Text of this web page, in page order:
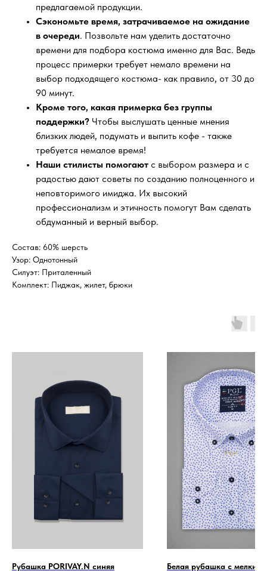
предлагаемой продукции.
Сэкономьте время, затрачиваемое на ожидание
в очереди. Позвольте нам уделить достаточно
времени для подбора костюма именно для Вас. Ведь
процесс примерки требует немало времени на
выбор подходящего костюма- как правило, от 30 до
90 минут.
Кроме того, какая примерка без группы
поддержки? Чтобы выслушать ценные мнения
близких людей, подумать и выпить кофе - также
требуется немалое время!
Наши стилисты помогают с выбором размера и с
радостью дают советы по созданию полноценного и
неповторимого имиджа. Их высокий
профессионализм и этичность помогут Вам сделать
обдуманный и верный выбор.
Состав: 60% шерсть
Узор: Однотонный
Силуэт: Приталенный
Комплект: Пиджак, жилет, брюки
Рубашка PORIVAY.N синяя Белая рубашка с мелким